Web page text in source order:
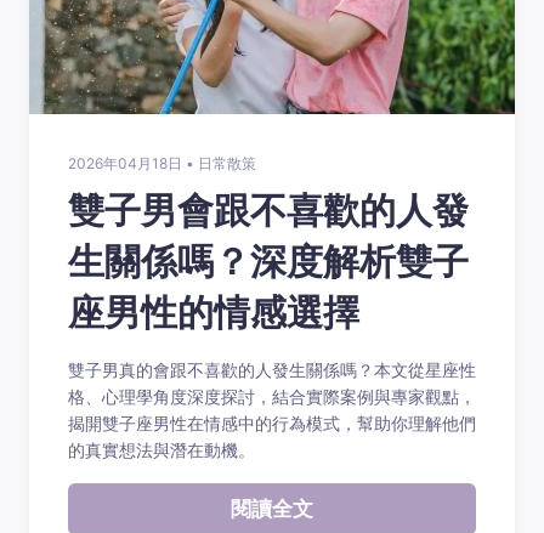
2026年04月18日 • 日常散策
雙子男會跟不喜歡的人發
生關係嗎？深度解析雙子
座男性的情感選擇
雙子男真的會跟不喜歡的人發生關係嗎？本文從星座性
格、心理學角度深度探討，結合實際案例與專家觀點，
揭開雙子座男性在情感中的行為模式，幫助你理解他們
的真實想法與潛在動機。
閱讀全文